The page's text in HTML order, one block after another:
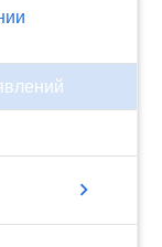
chevron_right